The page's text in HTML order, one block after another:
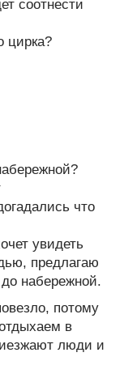
соотнести
цирка?
что
увидеть
предлагаю
набережной.
потому
в
люди и